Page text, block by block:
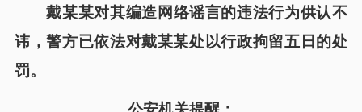
戴某某对其编造网络谣言的违法行为供认不
讳，警方已依法对戴某某处以行政拘留五日的处
罚。